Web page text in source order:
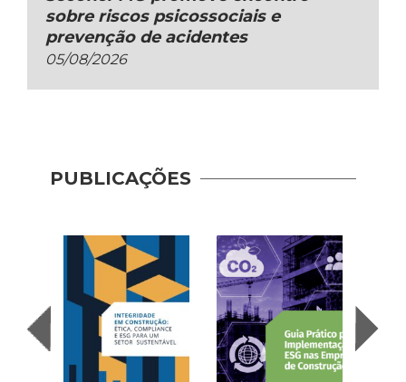
sobre riscos psicossociais e
prevenção de acidentes
05/08/2026
PUBLICAÇÕES